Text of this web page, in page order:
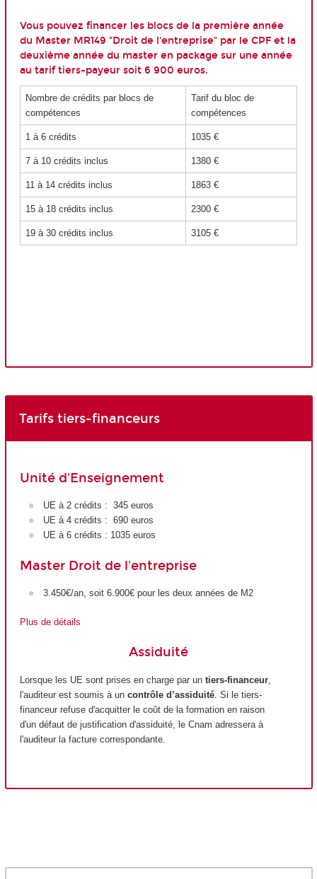
Vous pouvez financer les blocs de la première année
du Master MR149 "Droit de l'entreprise" par le CPF et la
deuxième année du master en package sur une année
au tarif tiers-payeur soit 6 900 euros.
Nombre de crédits par blocs de
compétences
Tarif du bloc de
compétences
1 à 6 crédits 1035 €
7 à 10 crédits inclus 1380 €
11 à 14 crédits inclus 1863 €
15 à 18 crédits inclus 2300 €
19 à 30 crédits inclus 3105 €
Tarifs tiers-financeurs
Unité d'Enseignement
UE à 2 crédits : 345 euros
UE à 4 crédits : 690 euros
UE à 6 crédits : 1035 euros
Master Droit de l'entreprise
3.450€/an, soit 6.900€ pour les deux années de M2
Plus de détails
Assiduité
Lorsque les UE sont prises en charge par un tiers-financeur
l'auditeur est soumis à un contrôle d’assiduité . Si le tiers-
financeur refuse d'acquitter le coût de la formation en raison
d'un défaut de justification d'assiduité, le Cnam adressera à
l'auditeur la facture correspondante.